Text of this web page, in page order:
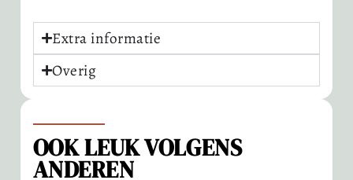
Extra informatie
Overig
OOK LEUK VOLGENS
ANDEREN